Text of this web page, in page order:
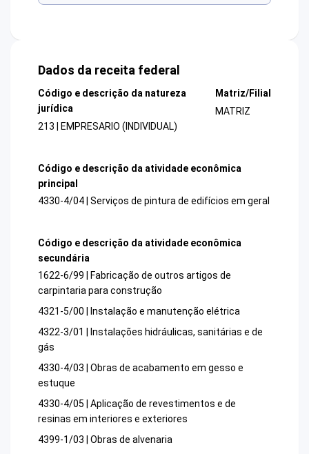
Dados da receita federal
Código e descrição da natureza
jurídica
213 | EMPRESARIO (INDIVIDUAL)
Matriz/Filial
MATRIZ
Código e descrição da atividade econômica
principal
4330-4/04 | Serviços de pintura de edifícios em geral
Código e descrição da atividade econômica
secundária
1622-6/99 | Fabricação de outros artigos de
carpintaria para construção
4321-5/00 | Instalação e manutenção elétrica
4322-3/01 | Instalações hidráulicas, sanitárias e de
gás
4330-4/03 | Obras de acabamento em gesso e
estuque
4330-4/05 | Aplicação de revestimentos e de
resinas em interiores e exteriores
4399-1/03 | Obras de alvenaria